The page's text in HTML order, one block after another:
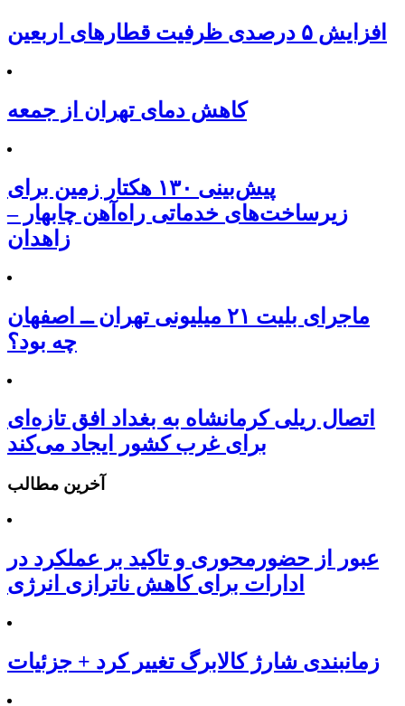
افزایش ۵ درصدی ظرفیت قطارهای اربعین
کاهش دمای تهران از جمعه
پیش‌بینی ۱۳۰ هکتار زمین برای
زیرساخت‌های خدماتی راه‌آهن چابهار –
زاهدان
ماجرای بلیت ۲۱ میلیونی تهران ــ اصفهان
چه بود؟
اتصال ریلی کرمانشاه به بغداد افق تازه‌ای
برای غرب کشور ایجاد می‌کند
آخرین مطالب
عبور از حضورمحوری و تاکید بر عملکرد در
ادارات برای کاهش ناترازی انرژی
زمانبندی شارژ کالابرگ تغییر کرد + جزئیات